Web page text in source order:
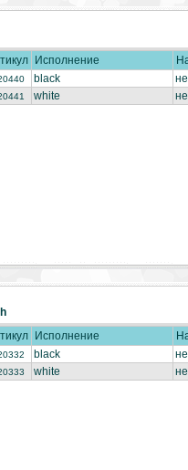
Исполнение
black
white
Исполнение
black
white